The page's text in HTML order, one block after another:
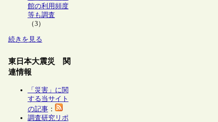
館の利用頻度
等も調査
（3）
続きを見る
東日本大震災 関
連情報
「災害」に関
する当サイト
の記事：
調査研究リポ